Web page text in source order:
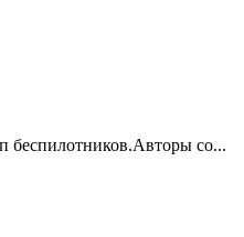
беспилотников.Авторы со...